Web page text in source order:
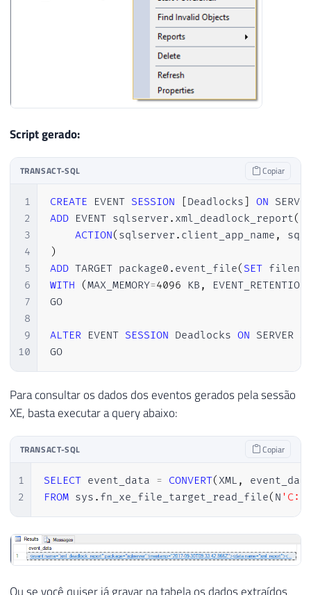
Script gerado:
TRANSACT-SQL Copiar
1
2
3
4
5
6
7
8
9
10
CREATE EVENT SESSION Deadlocks
ON
ADD EVENT sqlserver . xml_deadlock_report(
ACTION( sqlserver . client_app_name ,
)
ADD TARGET package0 . event_file( SET
WITH
(MAX_MEMORY=4096 KB ,
GO
ALTER EVENT SESSION Deadlocks ON SERVER
GO
Para consultar os dados dos eventos gerados pela sessão
XE, basta executar a query abaixo:
TRANSACT-SQL Copiar
1
2
SELECT event_data = CONVERT(XML ,
FROM sys . fn_xe_file_target_read_file( N